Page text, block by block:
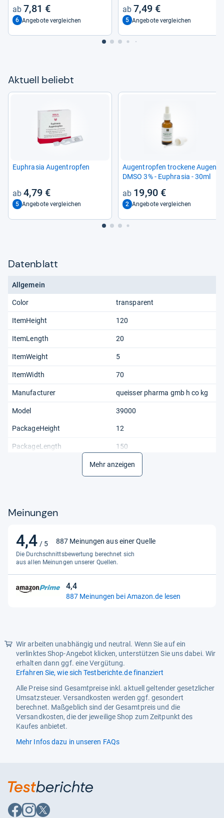
7,81 €
6 Angebote vergleichen
7,49 €
5 Angebote vergleichen
Aktu­ell beliebt
Euphra­sia Augen­trop­fen
4,79 €
5 Angebote vergleichen
Augen­trop­fen tro­ckene Augen
DMSO 3% -​ Euphra­sia -​ 30ml
19,90 €
2 Angebote vergleichen
Datenblatt
Allgemein
Color transparent
ItemHeight 120
ItemLength 20
ItemWeight 5
ItemWidth 70
Manufacturer queisser pharma gmb h co kg
Model 39000
PackageHeight 12
PackageLength 150
1
PartNumber
Size 0 5 ml 10 er pack
Mehr anzeigen
Meinungen
4,4 / 5
4,4
von
5
Sternen
887 Meinungen aus einer Quelle
Die Durchschnittsbewertung berechnet sich
aus allen Meinungen unserer Quellen.
4,4
4,4
von
887 Meinungen bei Amazon.de lesen
Wir arbeiten unabhängig und neutral. Wenn Sie auf ein
verlinktes Shop-Angebot klicken, unterstützen Sie uns dabei. Wir
erhalten dann ggf. eine Vergütung.
Erfahren Sie, wie sich Testberichte.de finanziert
Alle Preise sind Gesamtpreise inkl. aktuell geltender gesetzlicher
Umsatzsteuer. Versandkosten werden ggf. gesondert
berechnet. Maßgeblich sind der Gesamtpreis und die
Versandkosten, die der jeweilige Shop zum Zeitpunkt des
Kaufes anbietet.
Mehr Infos dazu in unseren FAQs
Auf
Facebook
Auf
Instagram
Auf
X